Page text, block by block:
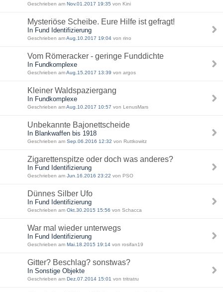
Geschrieben am Nov.01.2017 19:35 von Kini
Mysteriöse Scheibe. Eure Hilfe ist gefragt!
In Fund Identifizierung
Geschrieben amAug.10.2017 19:04 von rino
Vom Römeracker - geringe Funddichte
In Fundkomplexe
Geschrieben amAug.15.2017 13:39 von argos
Kleiner Waldspaziergang
In Fundkomplexe
Geschrieben amAug.10.2017 10:57 von LenusMars
Unbekannte Bajonettscheide
In Blankwaffen bis 1918
Geschrieben am Sep.06.2016 12:32 von Ruttkowitz
Zigarettenspitze oder doch was anderes?
In Fund Identifizierung
Geschrieben am Jun.16.2016 23:22 von PSO
Dünnes Silber Ufo
In Fund Identifizierung
Geschrieben am Okt.30.2015 15:56 von Schacca
War mal wieder unterwegs
In Fund Identifizierung
Geschrieben am Mai.18.2015 19:14 von rosifan19
Gitter? Beschlag? sonstwas?
In Sonstige Objekte
Geschrieben am Dez.07.2014 15:01 von tritratru